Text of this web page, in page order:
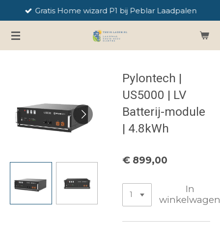
naar
de
Gratis Home wizard P1 bij Peblar Laadpalen
Pylontech |
US5000 | LV
Batterij-module
| 4.8kWh
€ 899,00
In